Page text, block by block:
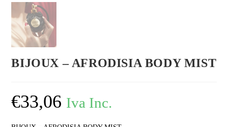
BIJOUX – AFRODISIA BODY MIST
€33,06 Iva Inc.